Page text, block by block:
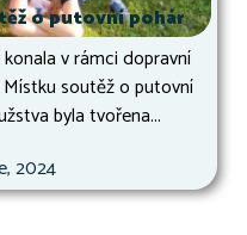
o putovní pohár
v rámci dopravní
soutěž o putovní
byla tvořena...
2024